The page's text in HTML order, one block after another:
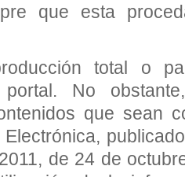
que esta
total o
No
que sean
de 24 de